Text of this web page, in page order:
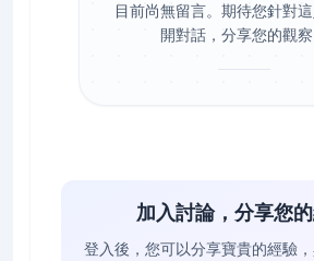
目前尚無留言。期待您針對
開對話，分享您的觀察
加入討論，分享您
登入後，您可以分享寶貴的經驗